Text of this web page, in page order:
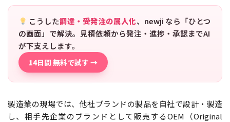
こうした調達・受発注の属人化、newji なら「ひとつ
の画面」で解決。見積依頼から発注・進捗・承認までAI
が下支えします。
14日間 無料で試す →
製造業の現場では、他社ブランドの製品を自社で設計・製造
し、相手先企業のブランドとして販売するOEM（Original